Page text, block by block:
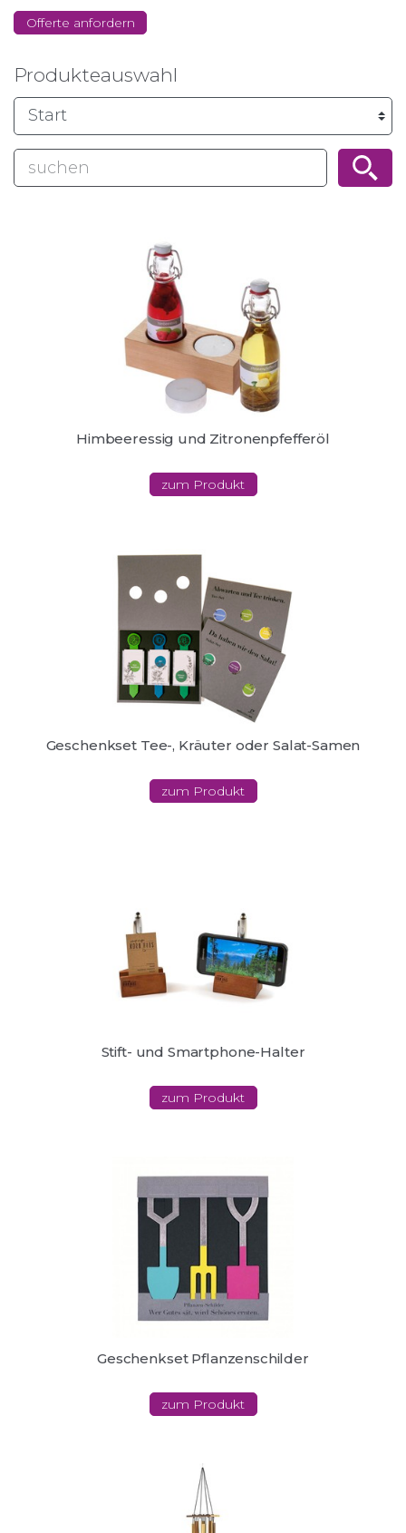
Offerte anfordern
Produkteauswahl
Himbeeressig und Zitronenpfefferöl
zum Produkt
Geschenkset Tee-, Kräuter oder Salat-Samen
zum Produkt
Stift- und Smartphone-Halter
zum Produkt
Geschenkset Pflanzenschilder
zum Produkt